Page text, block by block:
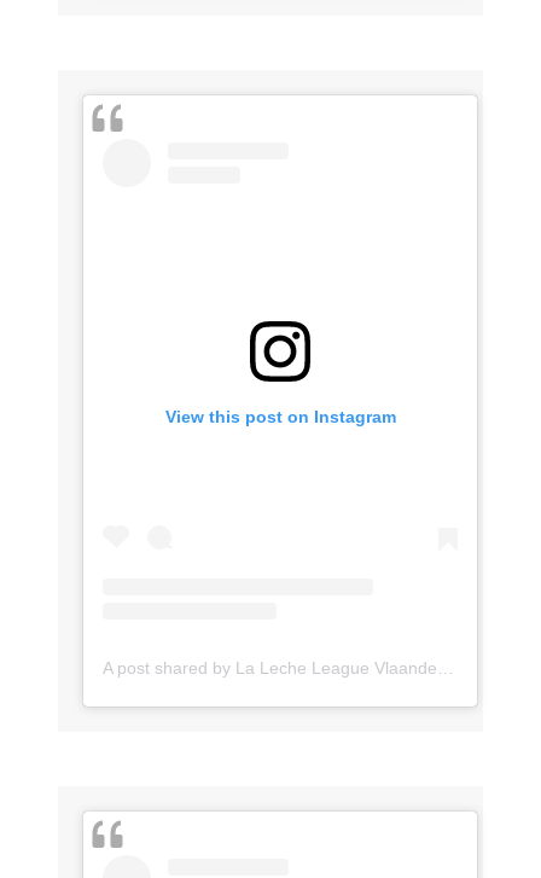
View this post on Instagram
A post shared by La Leche League Vlaanderen (@lll_vlaanderen)